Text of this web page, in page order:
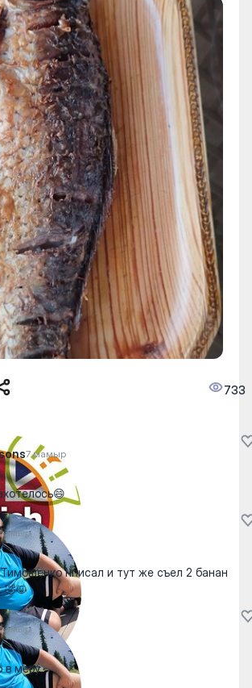
733
7 мамыр
нписал и тут же съел 2 банан
🤣😸
в меру